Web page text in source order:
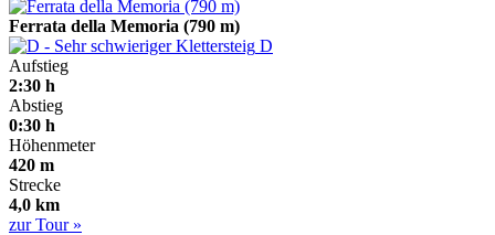
Ferrata della Memoria (790 m)
D
Aufstieg
2:30 h
Abstieg
0:30 h
Höhenmeter
420 m
Strecke
4,0 km
zur Tour »